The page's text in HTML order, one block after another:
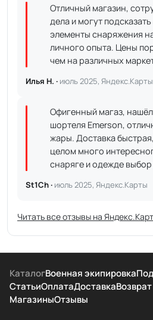
Отличный магазин,
дела и могут
элементы снаряжения
личного опыта. Цены
чем на различных
Илья Н. · июль 2025, Яндекс.Карты
Офигенный магаз,
шортеля Emerson,
жары. Доставка
целом много
снаряге и одежде
St1Ch · июль 2025, Яндекс.Карты
Читать все отзывы на
КаталогВоенная экипировка
СтатьиОплатаДоставка
МагазиныОтзывы